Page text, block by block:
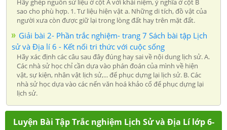
Hãy ghép nguồn sử liệu ở cột A với khái niệm, ý nghĩa ở cột B
sao cho phù hợp. 1. Tư liệu hiện vật a. Những di tích, đồ vật của
người xưa còn được giữ lại trong lòng đất hay trên mặt đất.
Giải bài 2- Phần trắc nghiệm- trang 7 Sách bài tập Lịch
sử và Địa lí 6 - Kết nối tri thức với cuộc sống
Hãy xác định các câu sau đây đúng hay sai về nội dung lịch sử. A.
Các nhà sử học chỉ cần dựa vào phán đoán của mình về hiện
vật, sự kiện, nhân vật lịch sử,... để phục dựng lại lịch sử. B. Các
nhà sử học dựa vào các nến văn hoá khảo cổ để phục dựng lại
lịch sử.
Luyện Bài Tập Trắc nghiệm Lịch Sử và Địa Lí lớp 6-